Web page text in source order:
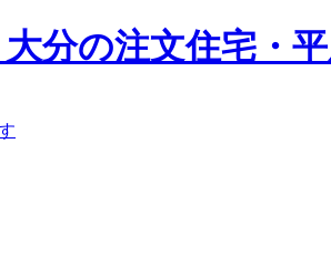
分の注文住宅・